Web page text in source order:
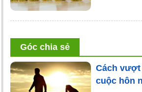
Góc chia sẻ
Cách vượt
cuộc hôn